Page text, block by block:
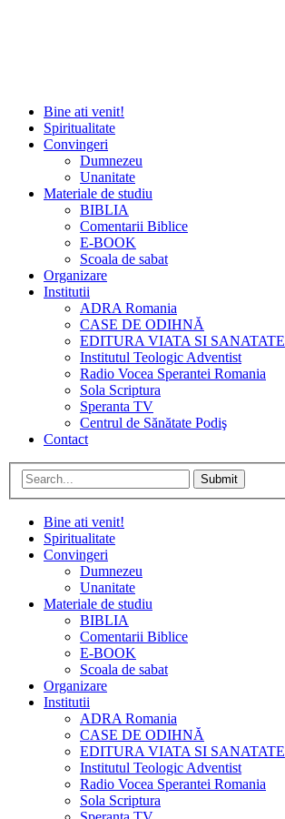
Bine ati venit!
Spiritualitate
Convingeri
Dumnezeu
Unanitate
Materiale de studiu
BIBLIA
Comentarii Biblice
E-BOOK
Scoala de sabat
Organizare
Institutii
ADRA Romania
CASE DE ODIHNĂ
EDITURA VIATA SI SANATATE
Institutul Teologic Adventist
Radio Vocea Sperantei Romania
Sola Scriptura
Speranta TV
Centrul de Sănătate Podiş
Contact
Submit
Bine ati venit!
Spiritualitate
Convingeri
Dumnezeu
Unanitate
Materiale de studiu
BIBLIA
Comentarii Biblice
E-BOOK
Scoala de sabat
Organizare
Institutii
ADRA Romania
CASE DE ODIHNĂ
EDITURA VIATA SI SANATATE
Institutul Teologic Adventist
Radio Vocea Sperantei Romania
Sola Scriptura